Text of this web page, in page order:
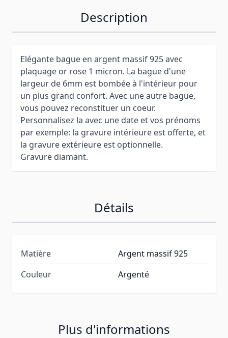
Description
Elégante bague en argent massif 925 avec
plaquage or rose 1 micron. La bague d'une
largeur de 6mm est bombée à l'intérieur pour
un plus grand confort. Avec une autre bague,
vous pouvez reconstituer un coeur.
Personnalisez la avec une date et vos prénoms
par exemple: la gravure intérieure est offerte, et
la gravure extérieure est optionnelle.
Gravure diamant.
Détails
Matière
Argent massif 925
Couleur
Argenté
Plus d'informations